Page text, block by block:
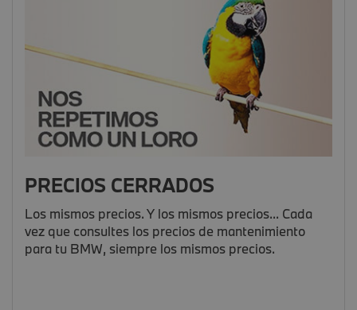
PRECIOS CERRADOS
Los mismos precios. Y los mismos precios... Cada
vez que consultes los precios de mantenimiento
para tu BMW, siempre los mismos precios.